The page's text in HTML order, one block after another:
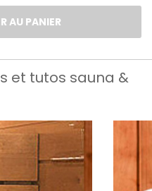
AU PANIER
et tutos sauna &